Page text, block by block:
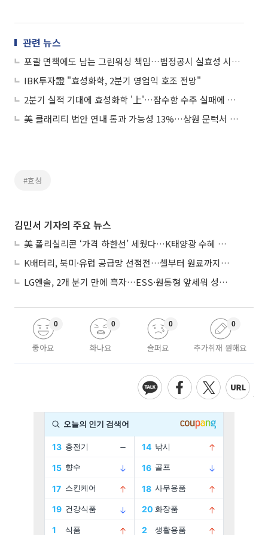
관련 뉴스
포괄 면책에도 남는 그린워싱 책임…법정공시 실효성 시험대
IBK투자證 "효성화학, 2분기 영업익 호조 전망"
2분기 실적 기대에 효성화학 '上'…잠수함 수주 실패에 범한퓨얼셀 '下'
美 클래리티 법안 연내 통과 가능성 13%…상원 문턱서 제동
#효성
김민서 기자의 주요 뉴스
美 폴리실리콘 ‘가격 하한선’ 세웠다…K태양광 수혜 기대
K배터리, 북미·유럽 공급망 선점전…셀부터 원료까지 현지화
LG엔솔, 2개 분기 만에 흑자…ESS·원통형 앞세워 성장 가속
좋아요
0
화나요
0
슬퍼요
0
추가취재 원해요
0